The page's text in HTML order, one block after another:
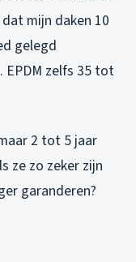
mijn daken 10
gelegd
EPDM zelfs 35 tot
2 tot 5 jaar
ze zo zeker zijn
garanderen?